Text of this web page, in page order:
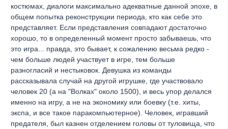
костюмах, диалоги максимально адекватные данной эпохе, в
общем попытка реконструкции периода, кто как себе это
представляет. Если представления совпадают достаточно
хорошо, то в определенный момент просто забываешь, что
это игра... правда, это бывает, к сожалению весьма редко -
чем больше людей участвует в игре, тем больше
разногласий и нестыковок. Девушка из команды
рассказывала случай на другой игрушке, где участвовало
человек 20 (а на "Волках" около 1500), и весь упор делался
именно на игру, а не на экономику или боевку (т.е. хиты,
экспа, и все такое паракомпьютерное). Человек, игравший
предателя, был казнен отделением головы от туловища, что